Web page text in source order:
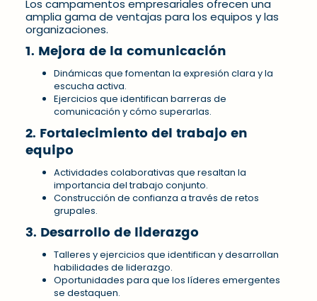
Los campamentos empresariales ofrecen una
amplia gama de ventajas para los equipos y las
organizaciones.
1. Mejora de la comunicación
Dinámicas que fomentan la expresión clara y la
escucha activa.
Ejercicios que identifican barreras de
comunicación y cómo superarlas.
2. Fortalecimiento del trabajo en
equipo
Actividades colaborativas que resaltan la
importancia del trabajo conjunto.
Construcción de confianza a través de retos
grupales.
3. Desarrollo de liderazgo
Talleres y ejercicios que identifican y desarrollan
habilidades de liderazgo.
Oportunidades para que los líderes emergentes
se destaquen.